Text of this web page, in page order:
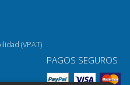
(VPAT)
PAGOS SEGUROS